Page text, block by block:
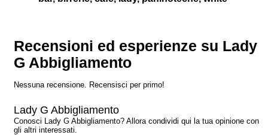
Recensioni ed esperienze su Lady
G Abbigliamento
Nessuna recensione. Recensisci per primo!
Lady G Abbigliamento
Conosci Lady G Abbigliamento? Allora condividi qui la tua opinione con
gli altri interessati.